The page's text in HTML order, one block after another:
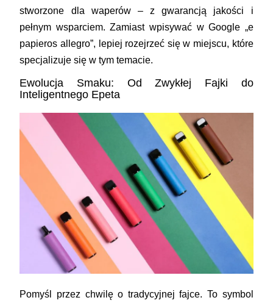
stworzone dla waperów – z gwarancją jakości i
pełnym wsparciem. Zamiast wpisywać w Google „e
papieros allegro”, lepiej rozejrzeć się w miejscu, które
specjalizuje się w tym temacie.
Ewolucja Smaku: Od Zwykłej Fajki do
Inteligentnego Epeta
Pomyśl przez chwilę o tradycyjnejfajce. To symbol